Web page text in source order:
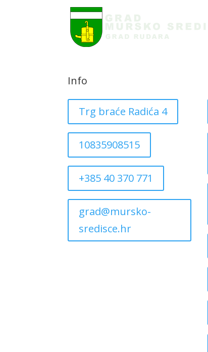
Info
Trg braće Radića 4
10835908515
+385 40 370 771
grad@mursko-
sredisce.hr